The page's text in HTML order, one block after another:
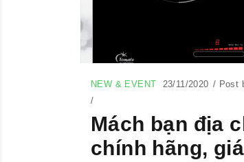
NEW & EVENT
/
23/11/2020 / Post
Mách bạn địa
chính hãng,